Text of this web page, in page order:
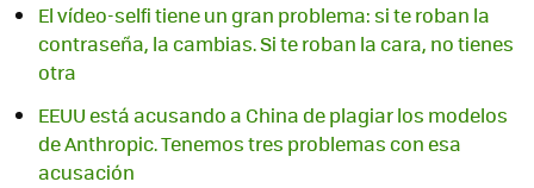
El vídeo-selfi tiene un gran problema: si te roban la
contraseña, la cambias. Si te roban la cara, no tienes
otra
EEUU está acusando a China de plagiar los modelos
de Anthropic. Tenemos tres problemas con esa
acusación